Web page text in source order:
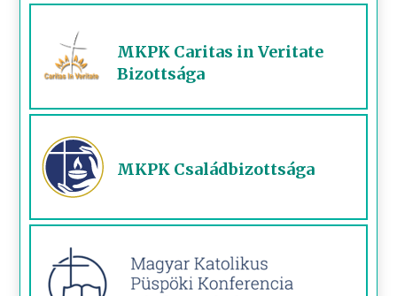
MKPK Caritas in Veritate
Bizottsága
MKPK Családbizottsága